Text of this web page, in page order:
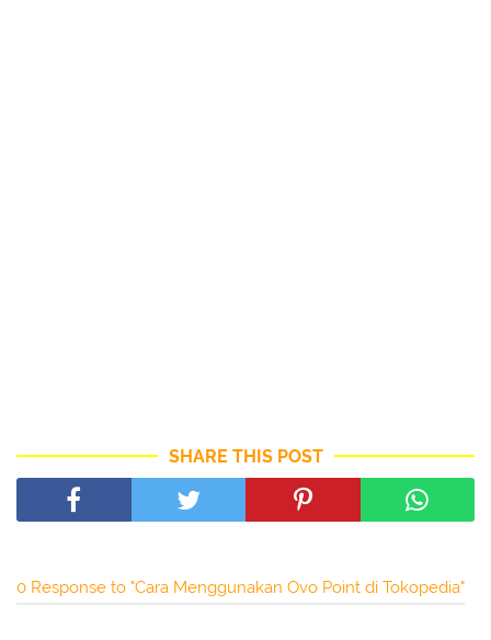
SHARE THIS POST
0 Response to "Cara Menggunakan Ovo Point di Tokopedia"